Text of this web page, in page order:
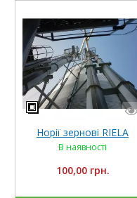
Норії зернові RIELA
В наявності
100,00 грн.